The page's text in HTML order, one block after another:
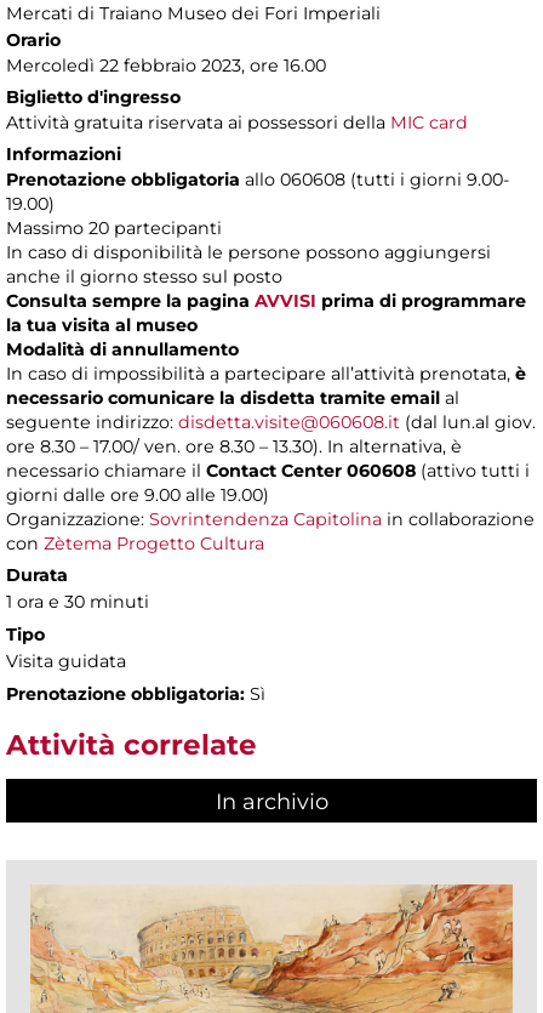
Mercati di Traiano Museo dei Fori Imperiali
Orario
Mercoledì 22 febbraio 2023, ore 16.00
Biglietto d'ingresso
Attività gratuita riservata ai possessori della MIC card
Informazioni
Prenotazione obbligatoria allo 060608 (tutti i giorni 9.00-
19.00)
Massimo 20 partecipanti
In caso di disponibilità le persone possono aggiungersi
anche il giorno stesso sul posto
Consulta sempre la pagina AVVISI prima di programmare
la tua visita al museo
Modalità di annullamento
In caso di impossibilità a partecipare all’attività prenotata, è
necessario comunicare la disdetta tramite email al
seguente indirizzo: disdetta.visite@060608.it (dal lun.al giov.
ore 8.30 – 17.00/ ven. ore 8.30 – 13.30). In alternativa, è
necessario chiamare il Contact Center 060608 (attivo tutti i
giorni dalle ore 9.00 alle 19.00)
Organizzazione: Sovrintendenza Capitolina in collaborazione
con Zètema Progetto Cultura
Durata
1 ora e 30 minuti
Tipo
Visita guidata
Prenotazione obbligatoria: Sì
Attività correlate
In archivio